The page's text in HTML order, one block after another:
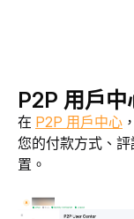
P2P 用戶中
在 P2P 用戶中心
您的付款方式、
置。